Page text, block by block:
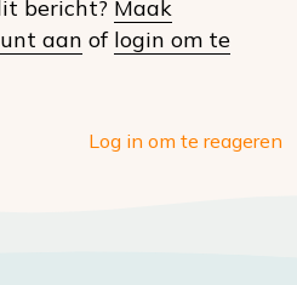
social
bericht? Maak
aan of login om te
Log in om te reageren